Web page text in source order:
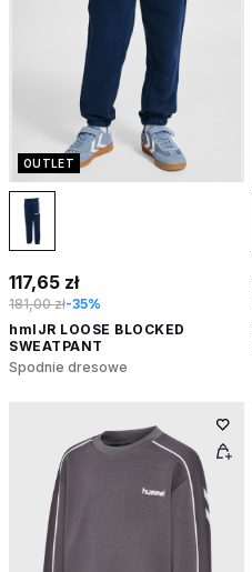
OUTLET
117,65 zł
181,00 zł-35%
hmlJR LOOSE BLOCKED
SWEATPANT
Spodnie dresowe